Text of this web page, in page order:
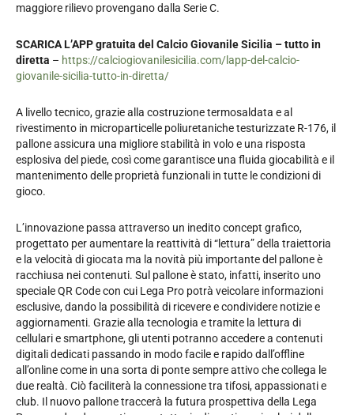
maggiore rilievo provengano dalla Serie C.
SCARICA L’APP gratuita del Calcio Giovanile Sicilia – tutto in
diretta – https://calciogiovanilesicilia.com/lapp-del-calcio-
giovanile-sicilia-tutto-in-diretta/
A livello tecnico, grazie alla costruzione termosaldata e al
rivestimento in microparticelle poliuretaniche testurizzate R-176, il
pallone assicura una migliore stabilità in volo e una risposta
esplosiva del piede, così come garantisce una fluida giocabilità e il
mantenimento delle proprietà funzionali in tutte le condizioni di
gioco.
L’innovazione passa attraverso un inedito concept grafico,
progettato per aumentare la reattività di “lettura” della traiettoria
e la velocità di giocata ma la novità più importante del pallone è
racchiusa nei contenuti. Sul pallone è stato, infatti, inserito uno
speciale QR Code con cui Lega Pro potrà veicolare informazioni
esclusive, dando la possibilità di ricevere e condividere notizie e
aggiornamenti. Grazie alla tecnologia e tramite la lettura di
cellulari e smartphone, gli utenti potranno accedere a contenuti
digitali dedicati passando in modo facile e rapido dall’offline
all’online come in una sorta di ponte sempre attivo che collega le
due realtà. Ciò faciliterà la connessione tra tifosi, appassionati e
club. Il nuovo pallone traccerà la futura prospettiva della Lega